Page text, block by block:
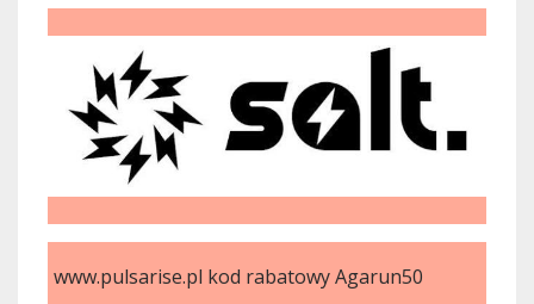
www.pulsarise.pl kod rabatowy Agarun50